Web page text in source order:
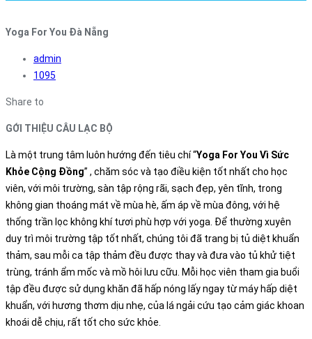
Yoga For You Đà Nẵng
admin
1095
Share to
GỚI THIỆU CÂU LẠC BỘ
Là một trung tâm luôn hướng đến tiêu chí “Yoga For You Vì Sức
Khỏe Cộng Đồng” , chăm sóc và tạo điều kiện tốt nhất cho học
viên, với môi trường, sàn tập rộng rãi, sạch đẹp, yên tĩnh, trong
không gian thoáng mát về mùa hè, ấm áp về mùa đông, với hệ
thống trần lọc không khí tươi phù hợp với yoga. Để thường xuyên
duy trì môi trường tập tốt nhất, chúng tôi đã trang bị tủ diệt khuẩn
thảm, sau mỗi ca tập thảm đều được thay và đưa vào tủ khử tiệt
trùng, tránh ẩm mốc và mồ hôi lưu cữu. Mỗi học viên tham gia buổi
tập đều được sử dụng khăn đã hấp nóng lấy ngay từ máy hấp diệt
khuẩn, với hương thơm dịu nhẹ, của lá ngải cứu tạo cảm giác khoan
khoái dễ chịu, rất tốt cho sức khỏe.